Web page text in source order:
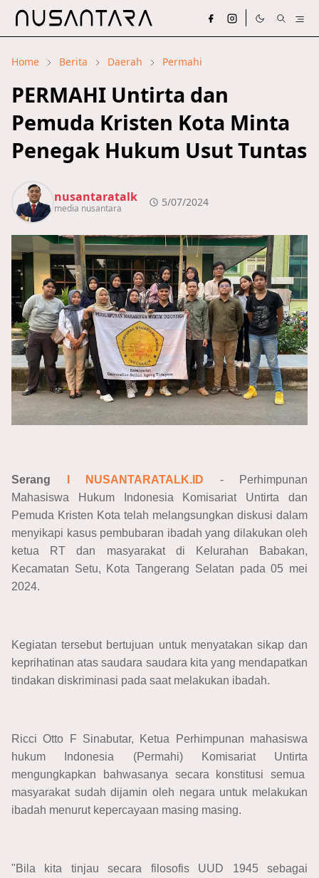
Home Berita Daerah Permahi
PERMAHI Untirta dan
Pemuda Kristen Kota Minta
Penegak Hukum Usut Tuntas
nusantaratalk
media nusantara 5/07/2024
Serang I NUSANTARATALK.ID - Perhimpunan
Mahasiswa Hukum Indonesia Komisariat Untirta dan
Pemuda Kristen Kota telah melangsungkan diskusi dalam
menyikapi kasus pembubaran ibadah yang dilakukan oleh
ketua RT dan masyarakat di Kelurahan Babakan,
Kecamatan Setu, Kota Tangerang Selatan pada 05 mei
2024.
Kegiatan tersebut bertujuan untuk menyatakan sikap dan
keprihatinan atas saudara saudara kita yang mendapatkan
tindakan diskriminasi pada saat melakukan ibadah.
Ricci Otto F Sinabutar, Ketua Perhimpunan mahasiswa
hukum Indonesia (Permahi) Komisariat Untirta
mengungkapkan bahwasanya secara konstitusi semua
masyarakat sudah dijamin oleh negara untuk melakukan
ibadah menurut kepercayaan masing masing.
"Bila kita tinjau secara filosofis UUD 1945 sebagai